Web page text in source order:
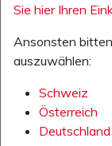
Bestandteil
Für unseren
14001
Dazugehört
Sie hier Ihren
Ansonsten
auszuwählen:
Schweiz
Österreich
Deutschland